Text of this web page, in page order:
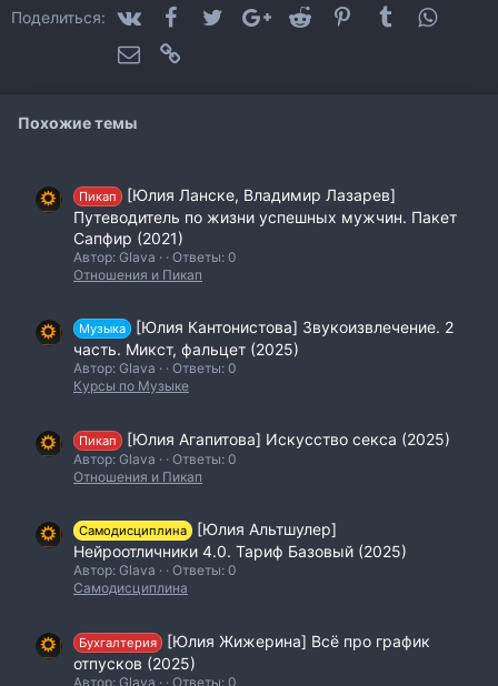
Поделиться: VK FacebookTwitterGoogle+Reddit PinterestTumblr
Электронная почта
Похожие темы
Пикап
[Юлия Ланске, Владимир Лазарев]
Путеводитель по жизни успешных мужчин. Пакет
Сапфир (2021)
Автор: Glava
Ответы: 0
Отношения и Пикап
Музыка
[Юлия Кантонистова] Звукоизвлечение. 2
часть. Микст, фальцет (2025)
Автор: Glava
Ответы: 0
Курсы по Музыке
Пикап [Юлия Агапитова] Искусство секса (2025)
Автор: Glava
Ответы: 0
Отношения и Пикап
Самодисциплина
[Юлия Альтшулер]
Нейроотличники 4.0. Тариф Базовый (2025)
Автор: Glava
Ответы: 0
Самодисциплина
Бухгалтерия
[Юлия Жижерина] Всё про график
отпусков (2025)
Автор: Glava Ответы: 0